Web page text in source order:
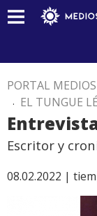
PORTAL
. EL TUNGUE LÉ
Escritor y
08.02.2022 |